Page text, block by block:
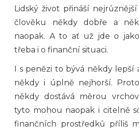
Lidský život přináší
člověku někdy dobře a
naopak. A to ať už jde o
třeba i o finanční situaci.
I s penězi to bývá někdy lepší
někdy i úplně nejhorší.
někdy dostává měrou
tyto mohou naopak i citelně
finančních prostředků příliš